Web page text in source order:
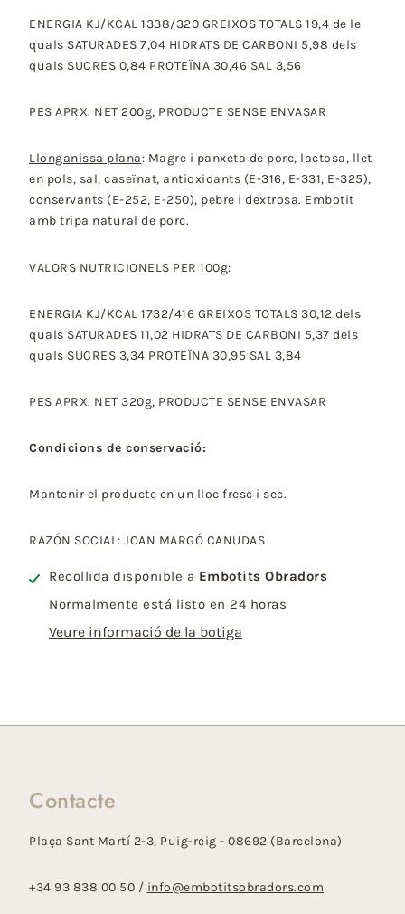
ENERGIA KJ/KCAL 1338/320 GREIXOS TOTALS 19,4 de le
quals SATURADES 7,04 HIDRATS DE CARBONI 5,98 dels
quals SUCRES 0,84 PROTEÏNA 30,46 SAL 3,56
PES APRX. NET 200g, PRODUCTE SENSE ENVASAR
Llonganissa plana: Magre i panxeta de porc, lactosa, llet
en pols, sal, caseïnat, antioxidants (E-316, E-331, E-325),
conservants (E-252, E-250), pebre i dextrosa. Embotit
amb tripa natural de porc.
VALORS NUTRICIONELS PER 100g:
ENERGIA KJ/KCAL 1732/416 GREIXOS TOTALS 30,12 dels
quals SATURADES 11,02 HIDRATS DE CARBONI 5,37 dels
quals SUCRES 3,34 PROTEÏNA 30,95 SAL 3,84
PES APRX. NET 320g, PRODUCTE SENSE ENVASAR
Condicions de conservació:
Mantenir el producte en un lloc fresc i sec.
RAZÓN SOCIAL: JOAN MARGÓ CANUDAS
Recollida disponible a Embotits Obradors
Normalmente está listo en 24 horas
Veure informació de la botiga
Contacte
Plaça Sant Martí 2-3, Puig-reig - 08692 (Barcelona)
+34 93 838 00 50 / info@embotitsobradors.com